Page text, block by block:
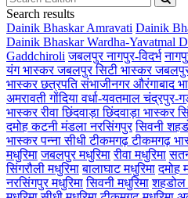
Search results
Dainik Bhaskar Amravati Dainik
Dainik Bhaskar Wardha-Yavatmal
Gaddchiroli जबलपुरनागपुर-विदर्भ
यंग भास्करजबलपुर सिटी भास्करजबलपुर
भास्करछत्रपति संभाजीनगरऔरंगाबाद
अमरावतीगोंदियावर्धा-यवतमालचंद्रपुर-
भास्कररीवाछिंदवाड़ाछिंदवाड़ा भास्कर
दमोहकटनीमंडलानरसिंगपुर सिवनी
भास्करपन्नासीधीटीकमगढ़टीकमगढ़
मधुरिमा जबलपुर मधुरिमा रीवा मधुरिमा
सिंगरौली मधुरिमा बालाघाट मधुरिमा दमोह
नरसिंगपुर मधुरिमा सिवनी मधुरिमा शहडोल